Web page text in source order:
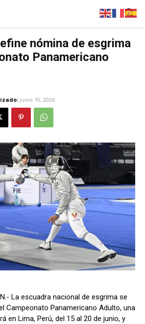
nómina de esgrima
Panamericano
junio 10, 2026
La escuadra nacional de esgrima se
Campeonato Panamericano Adulto, una
en Lima, Perú, del 15 al 20 de junio, y